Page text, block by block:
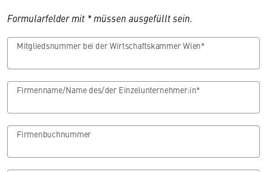
Formularfelder mit * müssen ausgefüllt sein.
Mitgliedsnummer bei der Wirtschaftskammer Wien*
Firmenname/Name des/der Einzelunternehmer:in*
Firmenbuchnummer